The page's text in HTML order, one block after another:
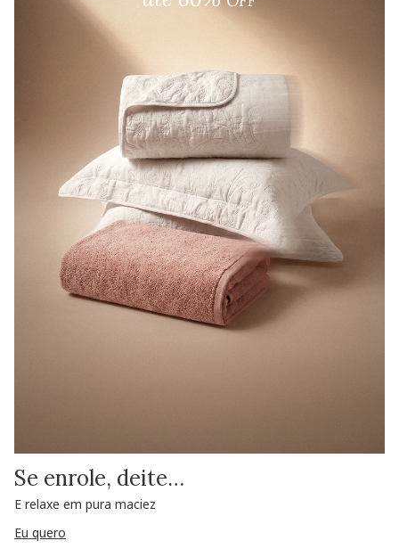
Se enrole, deite…
E relaxe em pura maciez
Eu quero